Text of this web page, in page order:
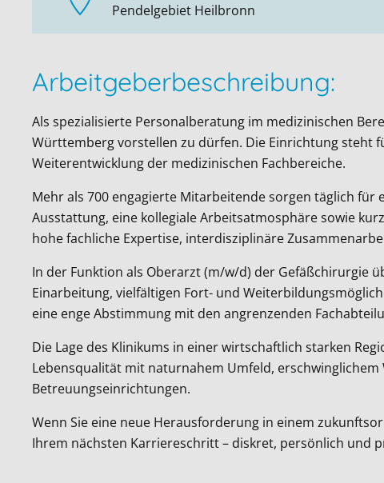
Pendelgebiet Heilbronn
Arbeitgeberbeschreibung:
Als spezialisierte Personalberatung im medizinischen
Württemberg vorstellen zu dürfen. Die Einrichtung steht
Weiterentwicklung der medizinischen Fachbereiche.
Mehr als 700 engagierte Mitarbeitende sorgen täglich
Ausstattung, eine kollegiale Arbeitsatmosphäre sowie
hohe fachliche Expertise, interdisziplinäre
In der Funktion als Oberarzt (m/w/d) der Gefäßchirurgie
Einarbeitung, vielfältigen Fort- und
eine enge Abstimmung mit den angrenzenden
Die Lage des Klinikums in einer wirtschaftlich starken
Lebensqualität mit naturnahem Umfeld,
Betreuungseinrichtungen.
Wenn Sie eine neue Herausforderung in einem
Ihrem nächsten Karriereschritt – diskret, persönlich und